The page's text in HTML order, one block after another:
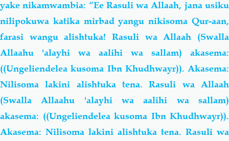
yake nikamwambia: “Ee Rasuli wa Allaah, jana usiku
nilipokuwa katika mirbad yangu nikisoma Qur-aan,
farasi wangu alishtuka! Rasuli wa Allaah (Swalla
Allaahu 'alayhi wa aalihi wa sallam) akasema:
((Ungeliendelea kusoma Ibn Khudhwayr)). Akasema:
Nilisoma lakini alishtuka tena. Rasuli wa Allaah
(Swalla Allaahu 'alayhi wa aalihi wa sallam)
akasema: ((Ungeliendelea kusoma Ibn Khudhwayr)).
Akasema: Nilisoma lakini alishtuka tena. Rasuli wa